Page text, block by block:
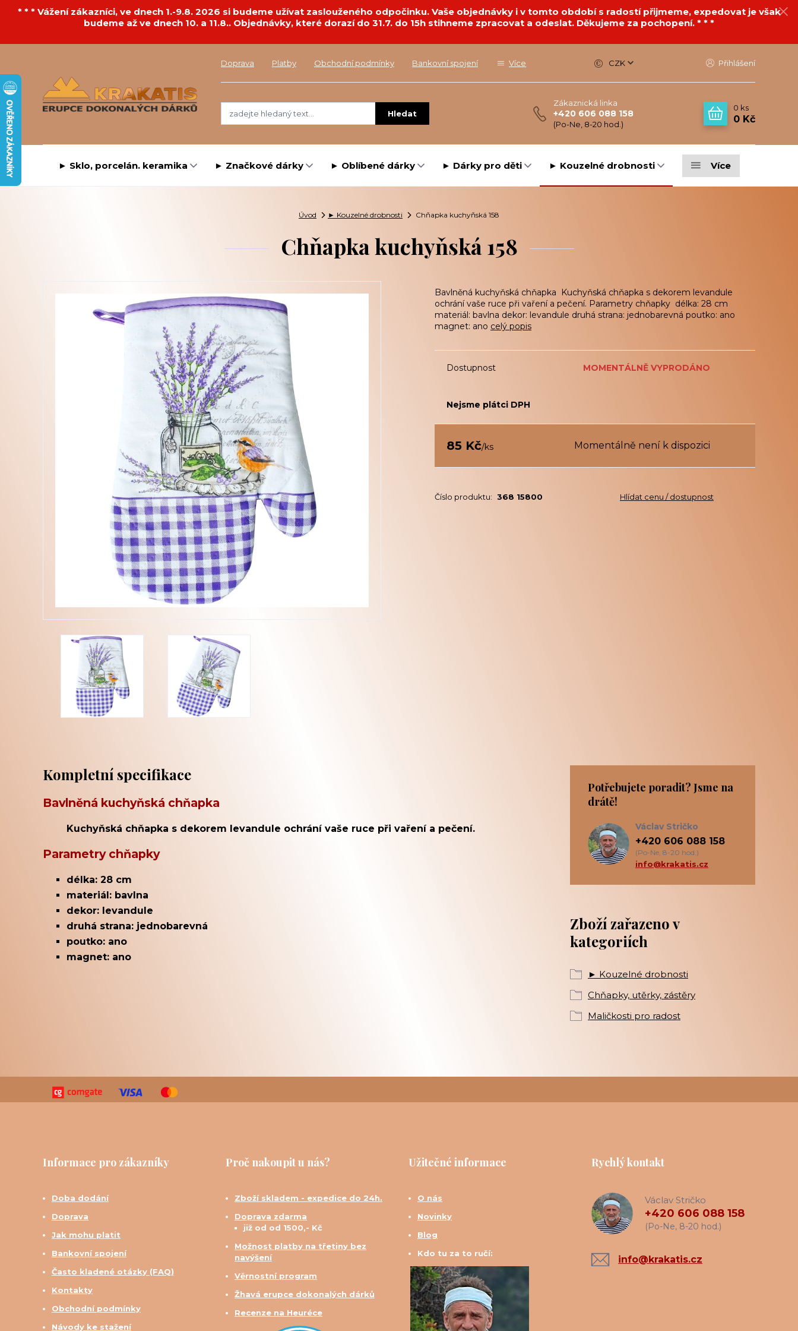
* * * Vážení zákazníci, ve dnech 1.-9.8. 2026 si budeme užívat zaslouženého odpočinku. Vaše objednávky i v tomto období s radostí přijmeme, expedovat je však
budeme až ve dnech 10. a 11.8.. Objednávky, které dorazí do 31.7. do 15h stihneme zpracovat a odeslat. Děkujeme za pochopení. * * *
Doprava Platby Obchodní podmínky Bankovní spojení Více CZK Přihlášení
Hledat
Zákaznická linka
+420 606 088 158
(Po-Ne, 8-20 hod.)
0 ks
0 Kč
► Sklo, porcelán. keramika ► Značkové dárky ► Oblíbené dárky ► Dárky pro děti ► Kouzelné drobnosti Více
Úvod ► Kouzelné drobnosti Chňapka kuchyňská 158
Chňapka kuchyňská 158
Bavlněná kuchyňská chňapka Kuchyňská chňapka s dekorem levandule
ochrání vaše ruce při vaření a pečení. Parametry chňapky délka: 28 cm
materiál: bavlna dekor: levandule druhá strana: jednobarevná poutko: ano
magnet: ano celý popis
Dostupnost MOMENTÁLNĚ VYPRODÁNO
Nejsme plátci DPH
85 Kč/ks Momentálně není k dispozici
Číslo produktu: 368 15800 Hlídat cenu / dostupnost
Kompletní specifikace
Bavlněná kuchyňská chňapka
Kuchyňská chňapka s dekorem levandule ochrání vaše ruce při vaření a pečení.
Parametry chňapky
délka: 28 cm
materiál: bavlna
dekor: levandule
druhá strana: jednobarevná
poutko: ano
magnet: ano
Zboží zařazeno v
kategoriích
► Kouzelné drobnosti
Chňapky, utěrky, zástěry
Maličkosti pro radost
Potřebujete poradit? Jsme na
drátě!
Václav Stričko
+420 606 088 158
(Po-Ne, 8-20 hod.)
info@krakatis.cz
Informace pro zákazníky
Doba dodání
Doprava
Jak mohu platit
Bankovní spojení
Často kladené otázky (FAQ)
Kontakty
Obchodní podmínky
Návody ke stažení
Proč nakoupit u nás?
Zboží skladem - expedice do 24h.
Doprava zdarma
již od od 1500,- Kč
Možnost platby na třetiny bez
navýšení
Věrnostní program
Žhavá erupce dokonalých dárků
Recenze na Heuréce
Užitečné informace
O nás
Novinky
Blog
Kdo tu za to ručí:
Rychlý kontakt
Václav Stričko
+420 606 088 158
(Po-Ne, 8-20 hod.)
info@krakatis.cz